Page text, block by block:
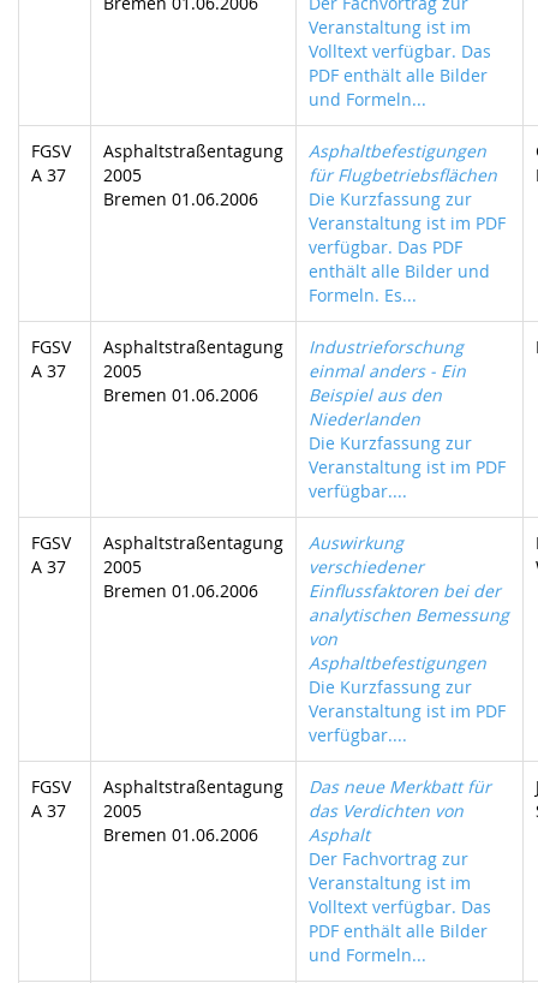
Veranstaltung ist im
Volltext verfügbar. Das
PDF enthält alle Bilder
und Formeln...
FGSV
A 37
Asphaltstraßentagung
2005
Bremen 01.06.2006
Asphaltbefestigungen
für Flugbetriebsflächen
Die Kurzfassung zur
Veranstaltung ist im PDF
verfügbar. Das PDF
enthält alle Bilder und
Formeln. Es...
FGSV
A 37
Asphaltstraßentagung
2005
Bremen 01.06.2006
Industrieforschung
einmal anders - Ein
Beispiel aus den
Niederlanden
Die Kurzfassung zur
Veranstaltung ist im PDF
verfügbar....
FGSV
A 37
Asphaltstraßentagung
2005
Bremen 01.06.2006
Auswirkung
verschiedener
Einflussfaktoren bei der
analytischen Bemessung
von
Asphaltbefestigungen
Die Kurzfassung zur
Veranstaltung ist im PDF
verfügbar....
FGSV
A 37
Asphaltstraßentagung
2005
Bremen 01.06.2006
Das neue Merkbatt für
das Verdichten von
Asphalt
Der Fachvortrag zur
Veranstaltung ist im
Volltext verfügbar. Das
PDF enthält alle Bilder
und Formeln...